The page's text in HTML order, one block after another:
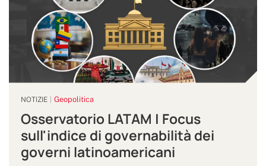
NOTIZIE Geopolitica
Osservatorio LATAM | Focus
sull'indice di governabilità dei
governi latinoamericani